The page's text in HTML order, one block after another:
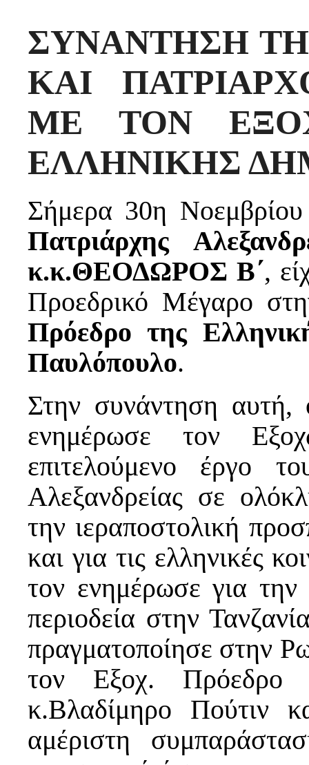
ΣΥΝΑΝΤΗΣΗ
ΚΑΙ
ΜΕ ΤΟΝ
ΕΛΛΗΝΙΚΗΣ
Σήμερα 30η
Πατριάρχης
κ.κ.ΘΕΟΔΩΡΟΣ Β΄,
Προεδρικό Μέγαρο
Πρόεδρο της
Παυλόπουλο.
Στην συνάντηση αυτή,
ενημέρωσε τον
επιτελούμενο έργο
Αλεξανδρείας σε
την ιεραποστολική
και για τις ελληνικές
τον ενημέρωσε για
περιοδεία στην
πραγματοποίησε στην
τον Εξοχ. Πρόεδρο
κ.Βλαδίμηρο Πούτιν
αμέριστη